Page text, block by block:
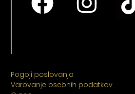
Pogoji poslovanja
Varovanje osebnih podatkov